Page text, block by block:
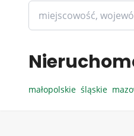
małopolskie śląskie